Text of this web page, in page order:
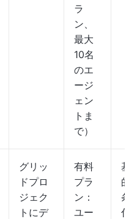
ラ
ン、
最大
10名
のエ
ージ
ェン
トま
で）
グリッ
ドプロ
ジェク
トにデ
有料
プラ
ン：
ユー
基
的
条
付